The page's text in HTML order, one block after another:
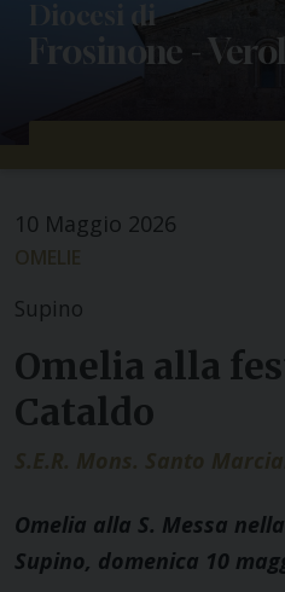
Diocesi di
Frosinone -
10 Maggio 2026
OMELIE
Supino
Omelia alla
Cataldo
S.E.R. Mons. Santo
Omelia alla S. Messa
Supino, domenica 10